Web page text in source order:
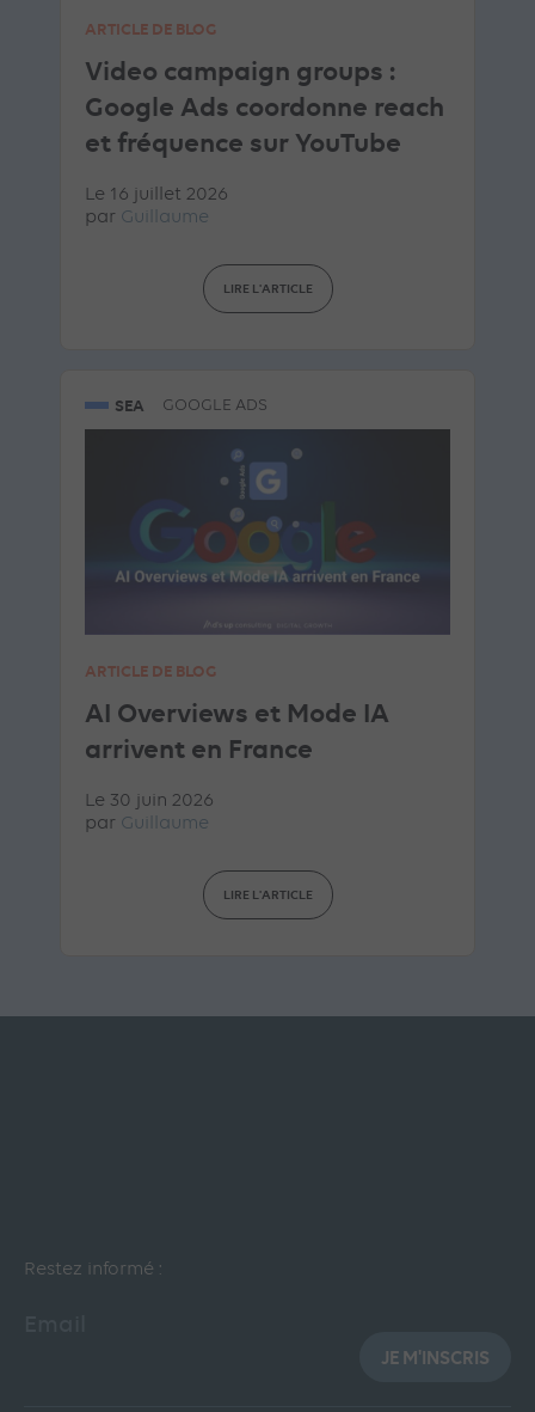
ARTICLE DE BLOG
Video campaign groups :
Google Ads coordonne reach
et fréquence sur YouTube
Le 16 juillet 2026
par Guillaume
LIRE L'ARTICLE
SEA GOOGLE ADS
ARTICLE DE BLOG
AI Overviews et Mode IA
arrivent en France
Le 30 juin 2026
par Guillaume
LIRE L'ARTICLE
Restez informé :
JE M'INSCRIS